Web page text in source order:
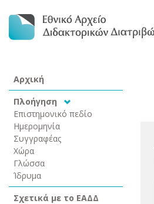
Αρχική
Πλοήγηση
Επιστημονικό πεδίο
Ημερομηνία
Συγγραφέας
Χώρα
Γλώσσα
Ίδρυμα
Σχετικά με το ΕΑΔΔ